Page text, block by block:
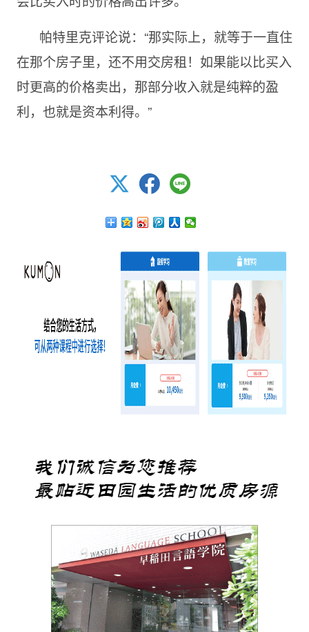
帕特里克评论说：“那实际上，就等于一直住
在那个房子里，还不用交房租！如果能以比买入
时更高的价格卖出，那部分收入就是纯粹的盈
利，也就是资本利得。”